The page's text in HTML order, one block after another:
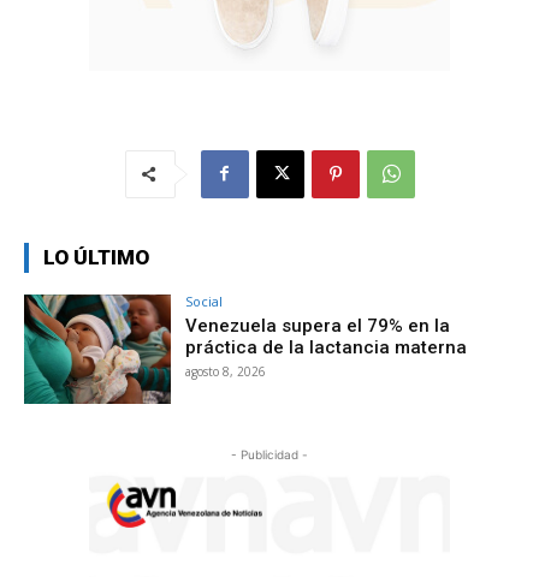
LO ÚLTIMO
Social
Venezuela supera el 79% en la
práctica de la lactancia materna
agosto 8, 2026
- Publicidad -